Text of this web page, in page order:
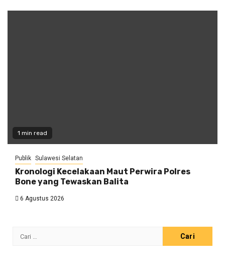
1 min read
Publik Sulawesi Selatan
Kronologi Kecelakaan Maut Perwira Polres
Bone yang Tewaskan Balita
6 Agustus 2026
Cari